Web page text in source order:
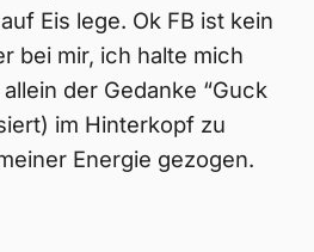
Eis lege. Ok FB ist kein
bei mir, ich halte mich
der Gedanke “Guck
im Hinterkopf zu
Energie gezogen.